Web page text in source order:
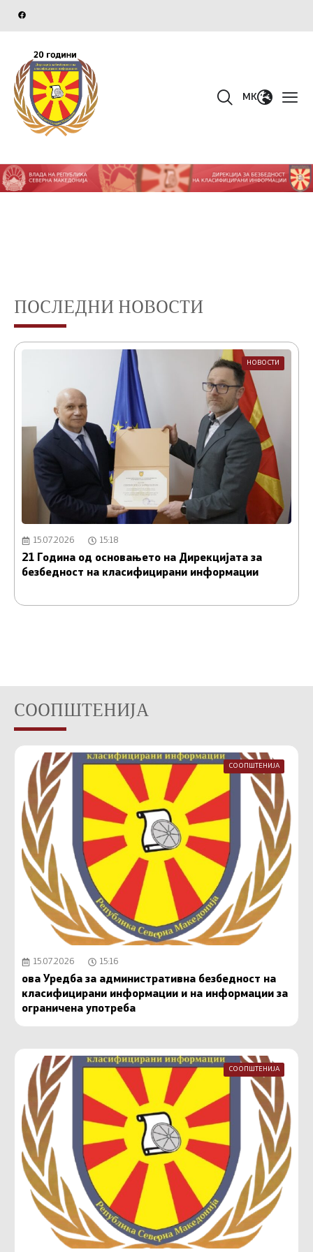
MK
ПОСЛЕДНИ НОВОСТИ
НОВОСТИ
15.07.2026 15:18
21 Година од основањето на Дирекцијата за
безбедност на класифицирани информации
СООПШТЕНИЈА
СООПШТЕНИЈА
15.07.2026 15:16
ова Уредба за административна безбедност на
класифицирани информации и на информации за
ограничена употреба
СООПШТЕНИЈА